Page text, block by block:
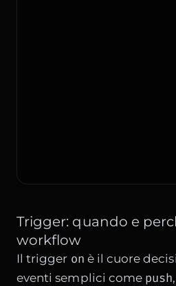
Trigger: quando e
workflow
Il trigger on è il cuore
eventi semplici come push,